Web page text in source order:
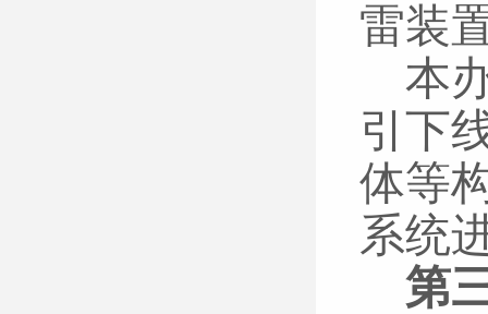
雷装
本
引下
体等
系统
第